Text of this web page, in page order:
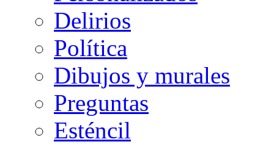
Delirios
Política
Dibujos y murales
Preguntas
Esténcil